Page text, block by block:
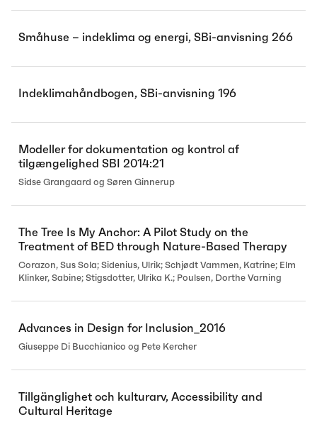
Småhuse – indeklima og energi, SBi-anvisning 266
Indeklimahåndbogen, SBi-anvisning 196
Modeller for dokumentation og kontrol af
tilgængelighed SBI 2014:21
Sidse Grangaard og Søren Ginnerup
The Tree Is My Anchor: A Pilot Study on the
Treatment of BED through Nature-Based Therapy
Corazon, Sus Sola; Sidenius, Ulrik; Schjødt Vammen, Katrine; Elm
Klinker, Sabine; Stigsdotter, Ulrika K.; Poulsen, Dorthe Varning
Advances in Design for Inclusion_2016
Giuseppe Di Bucchianico og Pete Kercher
Tillgänglighet och kulturarv, Accessibility and
Cultural Heritage